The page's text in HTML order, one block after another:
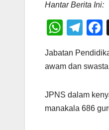
Hantar Berita Ini:
W
at
A
p
T
e
a
m
Jabatan
awam dan
JPNS dalam
manakala 686